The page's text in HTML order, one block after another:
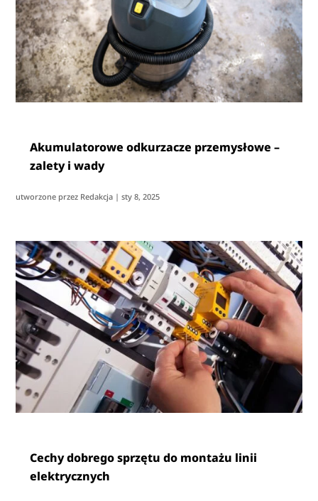
Akumulatorowe odkurzacze przemysłowe –
zalety i wady
utworzone przez Redakcja |sty 8, 2025
Cechy dobrego sprzętu do montażu linii
elektrycznych